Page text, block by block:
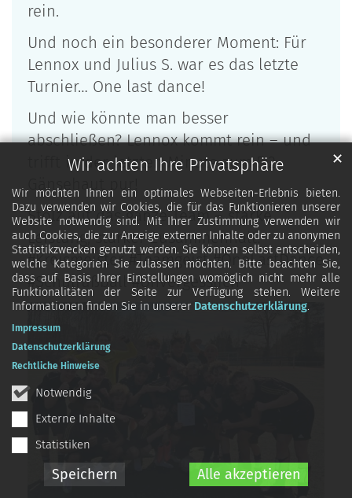
Wir achten Ihre Privatsphäre
Wir möchten Ihnen ein optimales Webseiten-Erlebnis bieten.
Dazu verwenden wir Cookies, die für das Funktionieren unserer
Website notwendig sind. Mit Ihrer Zustimmung verwenden wir
auch Cookies, die zur Anzeige externer Inhalte oder zu anonymen
Statistikzwecken genutzt werden. Sie können selbst entscheiden,
welche Kategorien Sie zulassen möchten. Bitte beachten Sie,
dass auf Basis Ihrer Einstellungen womöglich nicht mehr alle
Funktionalitäten der Seite zur Verfügung stehen. Weitere
Informationen finden Sie in unserer Datenschutzerklärung.
Notwendig
Externe Inhalte
Statistiken
Speichern Alle akzeptieren
✕
Impressum
Datenschutzerklärung
Rechtliche Hinweise
rein.
Und noch ein besonderer Moment: Für
Lennox und Julius S. war es das letzte
Turnier… One last dance!
Und wie könnte man besser
abschließen? Lennox kommt rein – und
trifft in der letzten Minute zum 5:2.
Gänsehaut pur!
Stolz auf das ganze Team – starke
Leistung, starker Zusammenhalt!
#Kreismeister #Teamgeist #OneLastDance
#Schulfußball #Unvergesslich